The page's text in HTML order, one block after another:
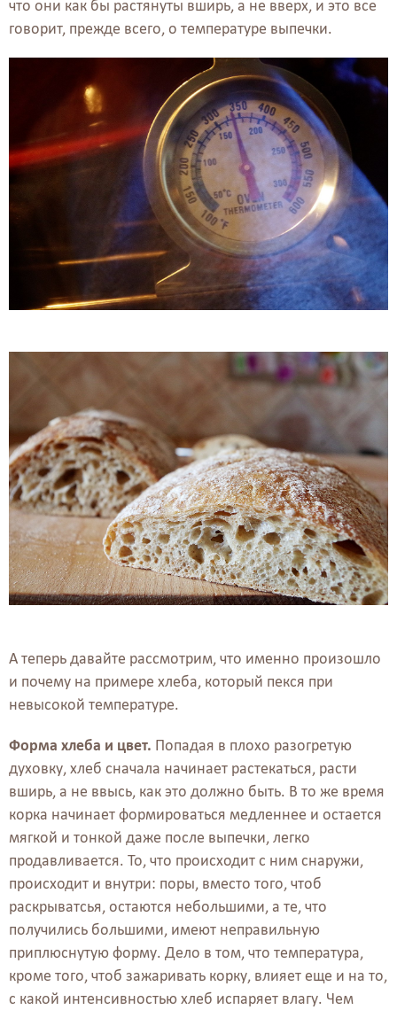
что они как бы растянуты вширь, а не вверх, и это все
говорит, прежде всего, о температуре выпечки.
А теперь давайте рассмотрим, что именно произошло
и почему на примере хлеба, который пекся при
невысокой температуре.
Форма хлеба и цвет. Попадая в плохо разогретую
духовку, хлеб сначала начинает растекаться, расти
вширь, а не ввысь, как это должно быть. В то же время
корка начинает формироваться медленнее и остается
мягкой и тонкой даже после выпечки, легко
продавливается. То, что происходит с ним снаружи,
происходит и внутри: поры, вместо того, чтоб
раскрыватсья, остаются небольшими, а те, что
получились большими, имеют неправильную
приплюснутую форму. Дело в том, что температура,
кроме того, чтоб зажаривать корку, влияет еще и на то,
с какой интенсивностью хлеб испаряет влагу. Чем